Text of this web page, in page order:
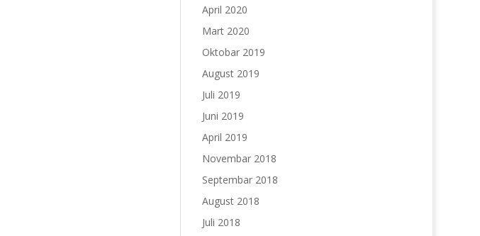
April 2020
Mart 2020
Oktobar 2019
August 2019
Juli 2019
Juni 2019
April 2019
Novembar 2018
Septembar 2018
August 2018
Juli 2018